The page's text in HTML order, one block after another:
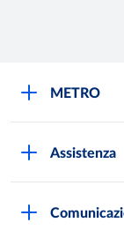
METRO
Assistenza